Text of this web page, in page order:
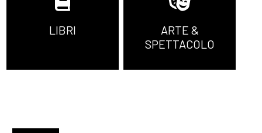
LIBRI
ARTE &
SPETTACOLO